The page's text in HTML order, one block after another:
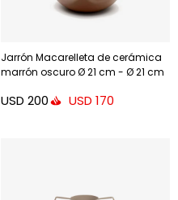
Jarrón Macarelleta de cerámica
marrón oscuro Ø 21 cm - Ø 21 cm
USD 200 USD 170